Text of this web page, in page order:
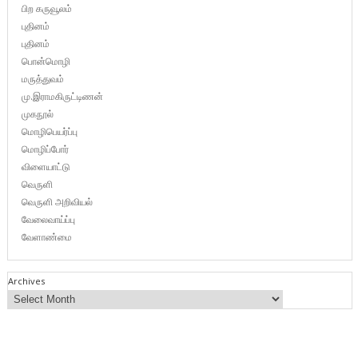
பிற கருவூலம்
புதினம்
புதினம்
பொன்மொழி
மருத்துவம்
மு.இராமகிருட்டிணன்
முகநூல்
மொழிபெயர்ப்பு
மொழிப்போர்
விளையாட்டு
வெருளி
வெருளி அறிவியல்
வேலைவாய்ப்பு
வேளாண்மை
Archives